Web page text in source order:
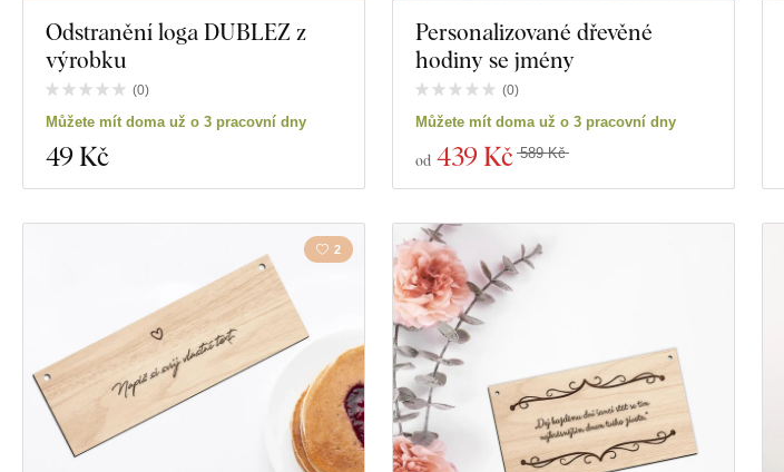
Odstranění loga DUBLEZ z
výrobku
(0)
Můžete mít doma už o 3 pracovní dny
49 Kč
Personalizované dřevěné
hodiny se jmény
(0)
Můžete mít doma už o 3 pracovní dny
od 439 Kč 589 Kč
2